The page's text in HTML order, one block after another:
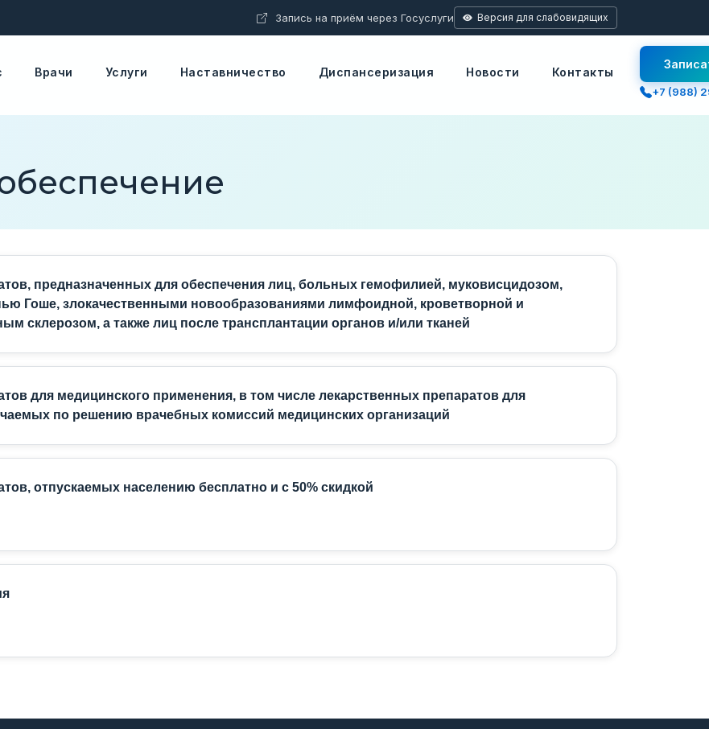
Запись на приём через Госуслуги Версия для слабовидящих
Врачи Услуги Наставничество Диспансеризация Новости Контакты
+7 (988)
предназначенных для обеспечения лиц, больных гемофилией, муковисцидозом,
Гоше, злокачественными новообразованиями лимфоидной, кроветворной и
склерозом, а также лиц после трансплантации органов и/или тканей
для медицинского применения, в том числе лекарственных препаратов для
по решению врачебных комиссий медицинских организаций
отпускаемых населению бесплатно и с 50% скидкой